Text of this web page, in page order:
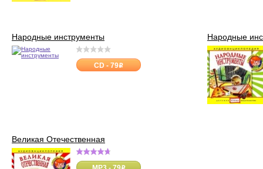
Народные инструменты
CD - 79o
Народные
Великая Отечественная
o